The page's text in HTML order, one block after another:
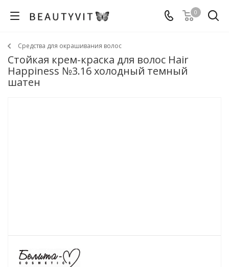
0
Средства для окрашивания волос
Стойкая крем-краска для волос Hair
Happiness №3.16 холодный темный
шатен